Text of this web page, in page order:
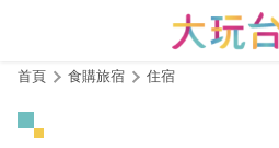
首頁 食購旅宿 住宿